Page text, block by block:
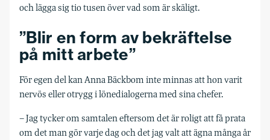
och lägga sig tio tusen över vad som är skäligt.
”Blir en form av bekräftelse
på mitt arbete”
För egen del kan Anna Bäckbom inte minnas att hon varit
nervös eller otrygg i lönedialogerna med sina chefer.
– Jag tycker om samtalen eftersom det är roligt att få prata
om det man gör varje dag och det jag valt att ägna många år